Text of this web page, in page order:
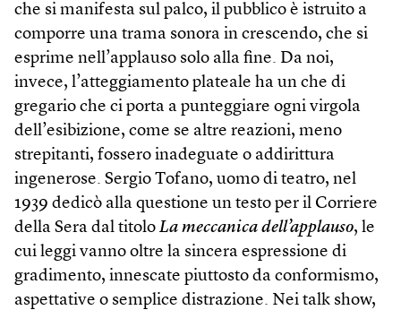
che si manifesta sul palco, il pubblico è istruito a
comporre una trama sonora in crescendo, che si
esprime nell’applauso solo alla fine. Da noi,
invece, l’atteggiamento plateale ha un che di
gregario che ci porta a punteggiare ogni virgola
dell’esibizione, come se altre reazioni, meno
strepitanti, fossero inadeguate o addirittura
ingenerose. Sergio Tofano, uomo di teatro, nel
1939 dedicò alla questione un testo per il Corriere
della Sera dal titolo La meccanica dell’applauso, le
cui leggi vanno oltre la sincera espressione di
gradimento, innescate piuttosto da conformismo,
aspettative o semplice distrazione. Nei talk show,